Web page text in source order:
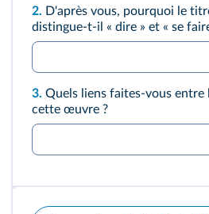
2. D'après vous, pourquoi le
distingue-t-il « dire » et « se
3. Quels liens faites-vous
cette œuvre ?